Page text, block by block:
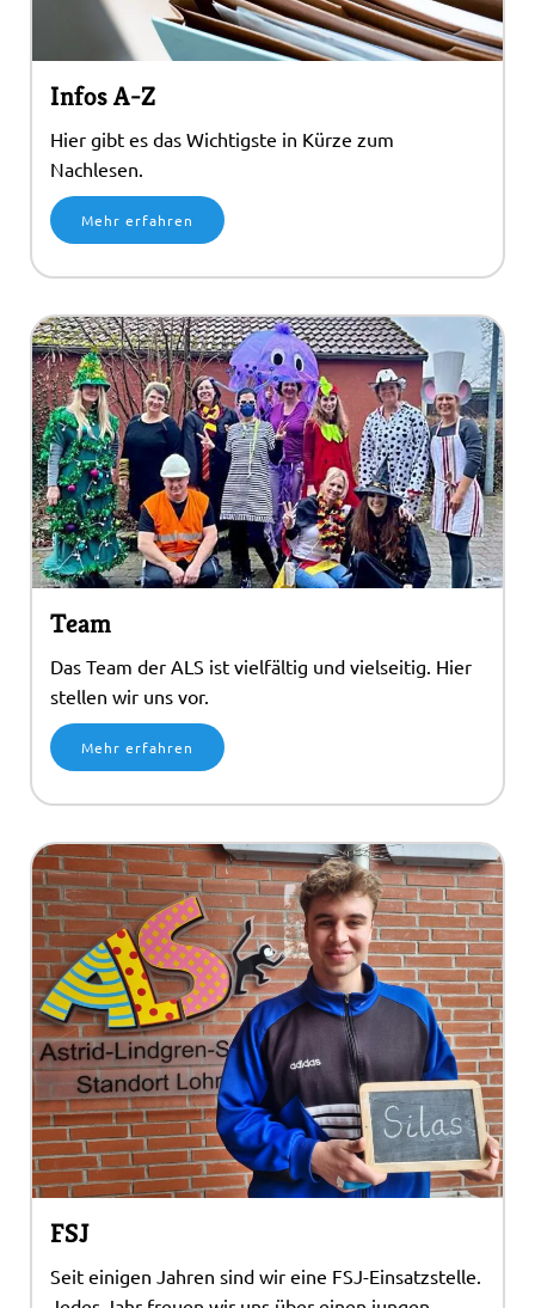
Infos A-Z
Hier gibt es das Wichtigste in Kürze zum
Nachlesen.
Mehr erfahren
Team
Das Team der ALS ist vielfältig und vielseitig. Hier
stellen wir uns vor.
Mehr erfahren
FSJ
Seit einigen Jahren sind wir eine FSJ-Einsatzstelle.